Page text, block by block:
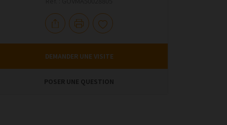
DEMANDER UNE VISITE
POSER UNE QUESTION